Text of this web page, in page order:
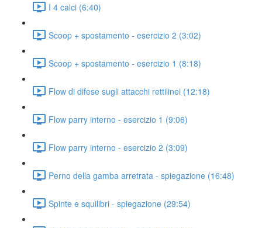
I 4 calci (6:40)
Scoop + spostamento - esercizio 2 (3:02)
Scoop + spostamento - esercizio 1 (8:18)
Flow di difese sugli attacchi rettilinei (12:18)
Flow parry interno - esercizio 1 (9:06)
Flow parry interno - esercizio 2 (3:09)
Perno della gamba arretrata - spiegazione (16:48)
Spinte e squilibri - spiegazione (29:54)